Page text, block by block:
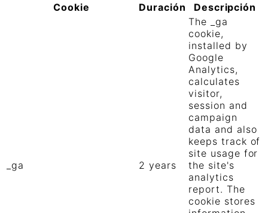
Cookie
Duración Descripción
_ga 2 years
The _ga
cookie,
installed by
Google
Analytics,
calculates
visitor,
session and
campaign
data and also
keeps track of
site usage for
the site's
analytics
report. The
cookie stores